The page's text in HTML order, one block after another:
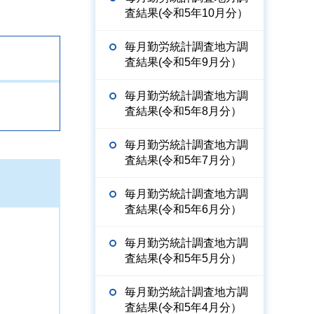
査結果(令和5年10月分）
毎月勤労統計調査地方調
査結果(令和5年9月分）
毎月勤労統計調査地方調
査結果(令和5年8月分）
毎月勤労統計調査地方調
査結果(令和5年7月分）
毎月勤労統計調査地方調
査結果(令和5年6月分）
毎月勤労統計調査地方調
査結果(令和5年5月分）
毎月勤労統計調査地方調
査結果(令和5年4月分）